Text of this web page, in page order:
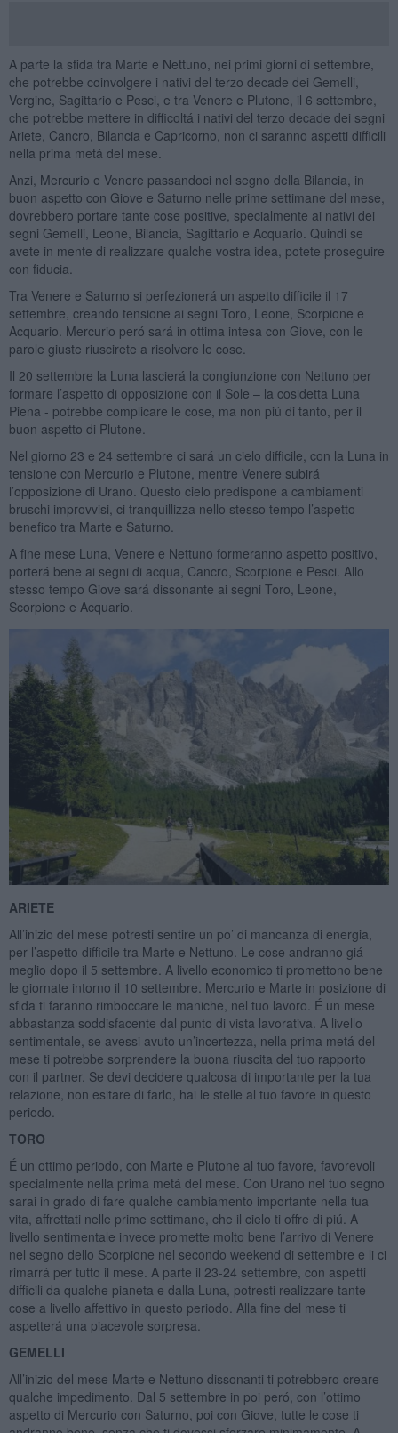
A parte la sfida tra Marte e Nettuno, nei primi giorni di settembre,
che potrebbe coinvolgere i nativi del terzo decade dei Gemelli,
Vergine, Sagittario e Pesci, e tra Venere e Plutone, il 6 settembre,
che potrebbe mettere in difficoltá i nativi del terzo decade dei segni
Ariete, Cancro, Bilancia e Capricorno, non ci saranno aspetti difficili
nella prima metá del mese.
Anzi, Mercurio e Venere passandoci nel segno della Bilancia, in
buon aspetto con Giove e Saturno nelle prime settimane del mese,
dovrebbero portare tante cose positive, specialmente ai nativi dei
segni Gemelli, Leone, Bilancia, Sagittario e Acquario. Quindi se
avete in mente di realizzare qualche vostra idea, potete proseguire
con fiducia.
Tra Venere e Saturno si perfezionerá un aspetto difficile il 17
settembre, creando tensione ai segni Toro, Leone, Scorpione e
Acquario. Mercurio peró sará in ottima intesa con Giove, con le
parole giuste riuscirete a risolvere le cose.
Il 20 settembre la Luna lascierá la congiunzione con Nettuno per
formare l’aspetto di opposizione con il Sole – la cosidetta Luna
Piena - potrebbe complicare le cose, ma non piú di tanto, per il
buon aspetto di Plutone.
Nel giorno 23 e 24 settembre ci sará un cielo difficile, con la Luna in
tensione con Mercurio e Plutone, mentre Venere subirá
l’opposizione di Urano. Questo cielo predispone a cambiamenti
bruschi improvvisi, ci tranquillizza nello stesso tempo l’aspetto
benefico tra Marte e Saturno.
A fine mese Luna, Venere e Nettuno formeranno aspetto positivo,
porterá bene ai segni di acqua, Cancro, Scorpione e Pesci. Allo
stesso tempo Giove sará dissonante ai segni Toro, Leone,
Scorpione e Acquario.
ARIETE
All’inizio del mese potresti sentire un po’ di mancanza di energia,
per l’aspetto difficile tra Marte e Nettuno. Le cose andranno giá
meglio dopo il 5 settembre. A livello economico ti promettono bene
le giornate intorno il 10 settembre. Mercurio e Marte in posizione di
sfida ti faranno rimboccare le maniche, nel tuo lavoro. É un mese
abbastanza soddisfacente dal punto di vista lavorativa. A livello
sentimentale, se avessi avuto un’incertezza, nella prima metá del
mese ti potrebbe sorprendere la buona riuscita del tuo rapporto
con il partner. Se devi decidere qualcosa di importante per la tua
relazione, non esitare di farlo, hai le stelle al tuo favore in questo
periodo.
TORO
É un ottimo periodo, con Marte e Plutone al tuo favore, favorevoli
specialmente nella prima metá del mese. Con Urano nel tuo segno
sarai in grado di fare qualche cambiamento importante nella tua
vita, affrettati nelle prime settimane, che il cielo ti offre di piú. A
livello sentimentale invece promette molto bene l’arrivo di Venere
nel segno dello Scorpione nel secondo weekend di settembre e li ci
rimarrá per tutto il mese. A parte il 23-24 settembre, con aspetti
difficili da qualche pianeta e dalla Luna, potresti realizzare tante
cose a livello affettivo in questo periodo. Alla fine del mese ti
aspetterá una piacevole sorpresa.
GEMELLI
All’inizio del mese Marte e Nettuno dissonanti ti potrebbero creare
qualche impedimento. Dal 5 settembre in poi peró, con l’ottimo
aspetto di Mercurio con Saturno, poi con Giove, tutte le cose ti